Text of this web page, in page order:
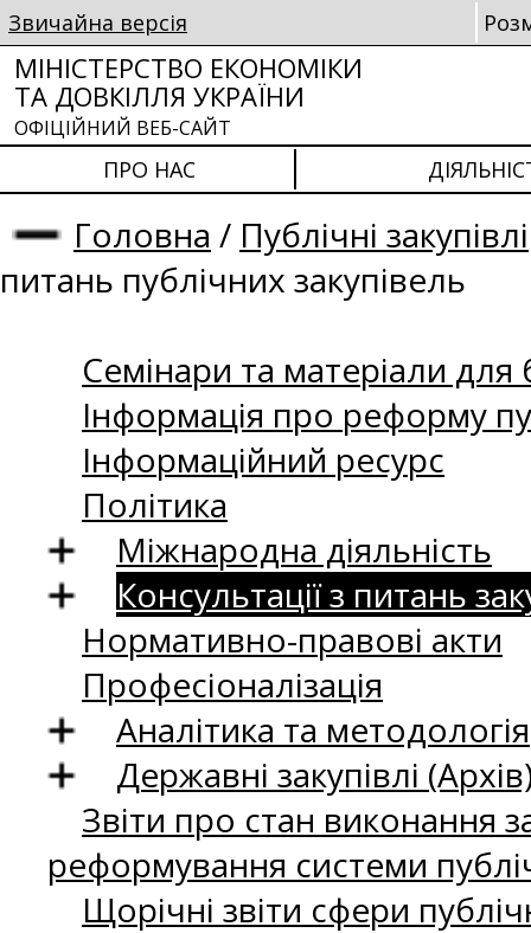
Звичайна версія
МІНІСТЕРСТВО ЕКОНОМІКИ
ТА ДОВКІЛЛЯ УКРАЇНИ
ОФІЦІЙНИЙ ВЕБ-САЙТ
ПРО НАС
Головна / Публічні закупівлі
питань публічних закупівель
Семінари та матеріали для
Інформація про реформу
Інформаційний ресурс
Політика
Міжнародна діяльність
Консультації з питань
Нормативно-правові акти
Професіоналізація
Аналітика та методологія
Державні закупівлі
Звіти про стан виконання
реформування системи
Щорічні звіти сфери